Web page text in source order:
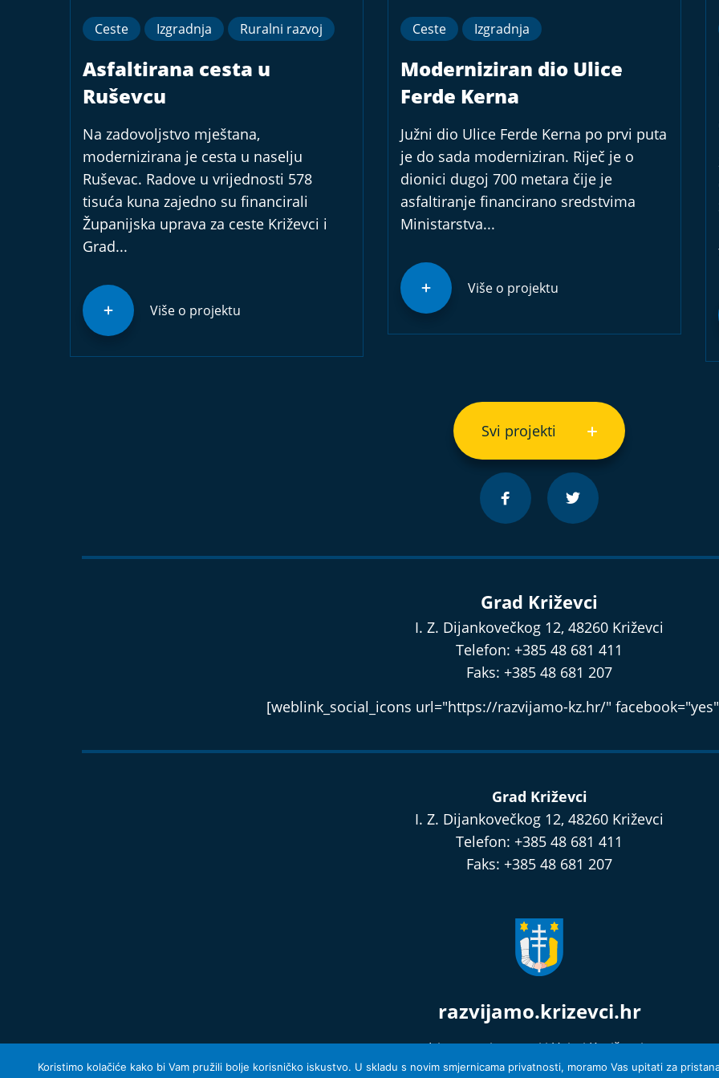
Ceste Izgradnja Ruralni razvoj
Asfaltirana cesta u
Ruševcu
Na zadovoljstvo mještana,
modernizirana je cesta u naselju
Ruševac. Radove u vrijednosti 578
tisuća kuna zajedno su financirali
Županijska uprava za ceste Križevci i
Grad...
Više o projektu
Ceste Izgradnja
Moderniziran dio Ulice
Ferde Kerna
Južni dio Ulice Ferde Kerna po prvi puta
je do sada moderniziran. Riječ je o
dionici dugoj 700 metara čije je
asfaltiranje financirano sredstvima
Ministarstva...
Više o projektu
Svi projekti
Grad Križevci
I. Z. Dijankovečkog 12, 48260 Križevci
Telefon: +385 48 681 411
Faks: +385 48 681 207
[weblink_social_icons url="https://razvijamo-kz.hr/"
Grad Križevci
I. Z. Dijankovečkog 12, 48260 Križevci
Telefon: +385 48 681 411
Faks: +385 48 681 207
razvijamo.krizevci.hr
Izjava o privatnosti i Uvjeti Korištenja
© 2026 Grad Križevci
Koristimo kolačiće kako bi Vam pružili bolje korisničko iskustvo. U skladu s novim smjernicama privatnosti, moramo Vas upitati za